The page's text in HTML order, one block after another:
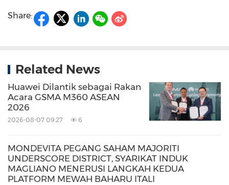
Share:
Related News
Huawei Dilantik sebagai Rakan
Acara GSMA M360 ASEAN
2026
2026-08-07 09:27 6
MONDEVITA PEGANG SAHAM MAJORITI
UNDERSCORE DISTRICT, SYARIKAT INDUK
MAGLIANO MENERUSI LANGKAH KEDUA
PLATFORM MEWAH BAHARU ITALI